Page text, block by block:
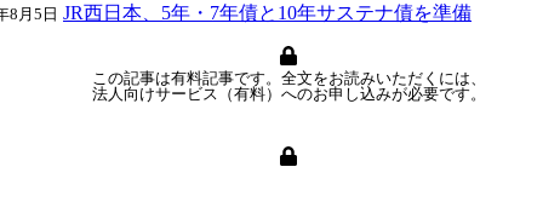
8月5日 JR西日本、5年・7年債と10年サステナ債を準備
この記事は有料記事です。全文をお読みいただくには、
法人向けサービス（有料）へのお申し込みが必要です。